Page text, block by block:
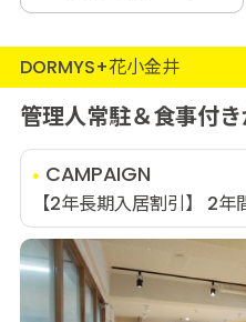
DORMYS+花小金井
管理人常駐＆食事付き
CAMPAIGN
【2年長期入居割引】 2